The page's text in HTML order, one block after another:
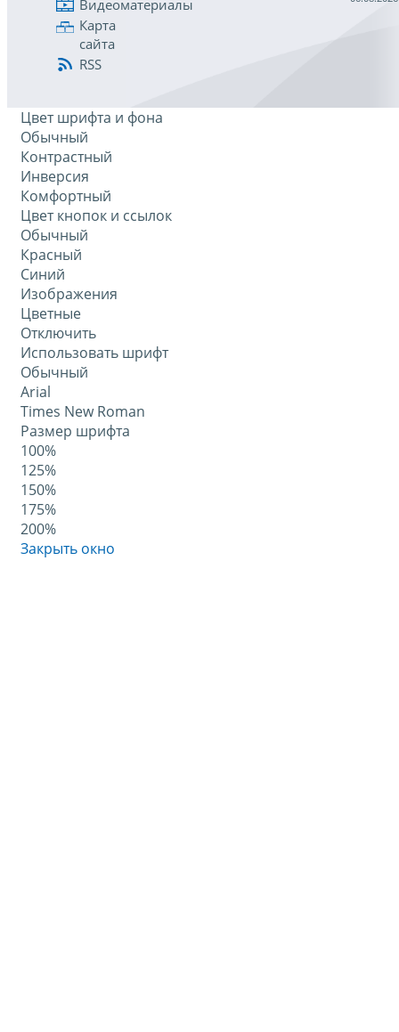
Видеоматериалы
Карта
сайта
RSS
Цвет шрифта и фона
Обычный
Контрастный
Инверсия
Комфортный
Цвет кнопок и ссылок
Обычный
Красный
Синий
Изображения
Цветные
Отключить
Использовать шрифт
Обычный
Arial
Times New Roman
Размер шрифта
100%
125%
150%
175%
200%
Закрыть окно